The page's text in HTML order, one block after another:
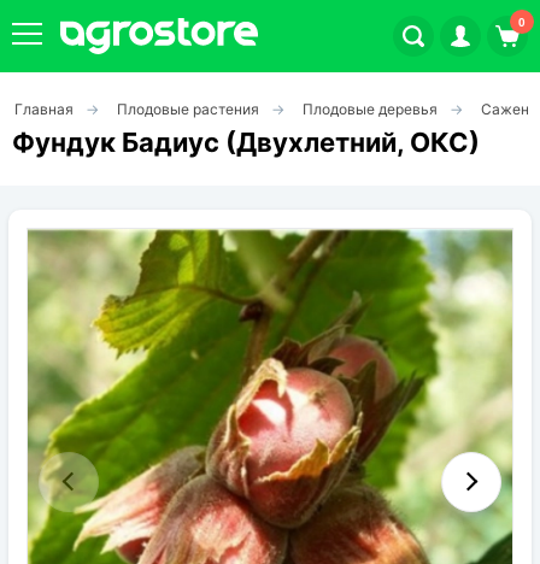
0
Плодовые кустарники
Декоративные растения
Цветы
Травы
Овощи (на посадку)
Штамбовые ягодные кусты
Главная Плодовые растения Плодовые деревья
Фундук Бадиус (Двухлетний, ОКС)